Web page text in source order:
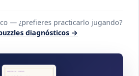
— ¿prefieres practicarlo jugando?
diagnósticos →